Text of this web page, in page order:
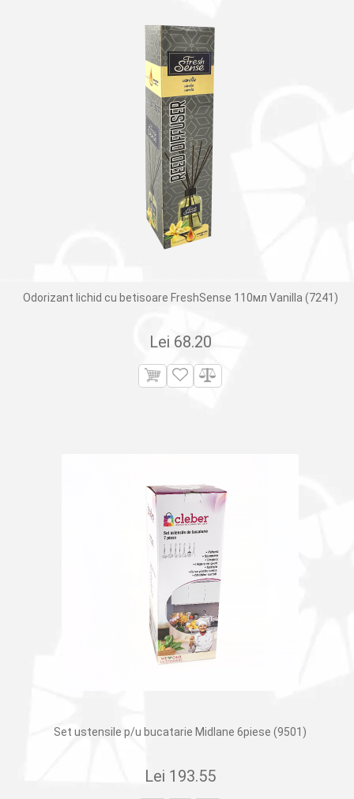
Odorizant lichid cu betisoare FreshSense 110мл Vanilla (7241)
Lei 68.20
Set ustensile p/u bucatarie Midlane 6piese (9501)
Lei 193.55